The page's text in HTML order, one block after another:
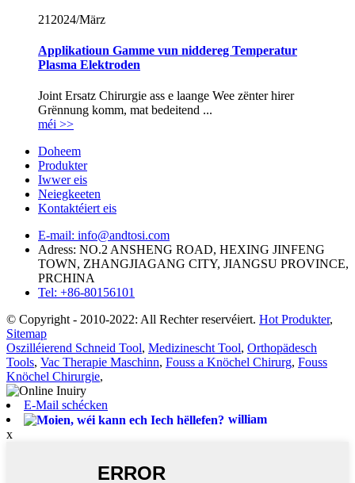
21 2024/März
Applikatioun Gamme vun niddereg Temperatur
Plasma Elektroden
Joint Ersatz Chirurgie ass e laange Wee zënter hirer
Grënnung komm, mat bedeitend ...
méi >>
Doheem
Produkter
Iwwer eis
Neiegkeeten
Kontaktéiert eis
E-mail: info@andtosi.com
Adress: NO.2 ANSHENG ROAD, HEXING JINFENG
TOWN, ZHANGJIAGANG CITY, JIANGSU PROVINCE,
PRCHINA
Tel: +86-80156101
© Copyright - 2010-2022: All Rechter reservéiert. Hot Produkter,
Sitemap
Oszilléierend Schneid Tool, Medizinescht Tool, Orthopädesch
Tools, Vac Therapie Maschinn, Fouss a Knöchel Chirurg, Fouss
Knöchel Chirurgie,
E-Mail schécken
william
x